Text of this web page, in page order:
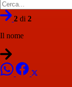
2 di 2
Il nome